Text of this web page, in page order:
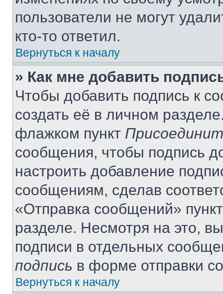
пользователи не могут
кто-то ответил.
Вернуться к началу
» Как мне добавить
Чтобы добавить подпись к
создать её в личном
флажком пункт
сообщения, чтобы подпись
настроить добавление
сообщениям, сделав
«Отправка сообщений»
разделе. Несмотря на это,
подписи в отдельных
подпись в форме отправки
Вернуться к началу